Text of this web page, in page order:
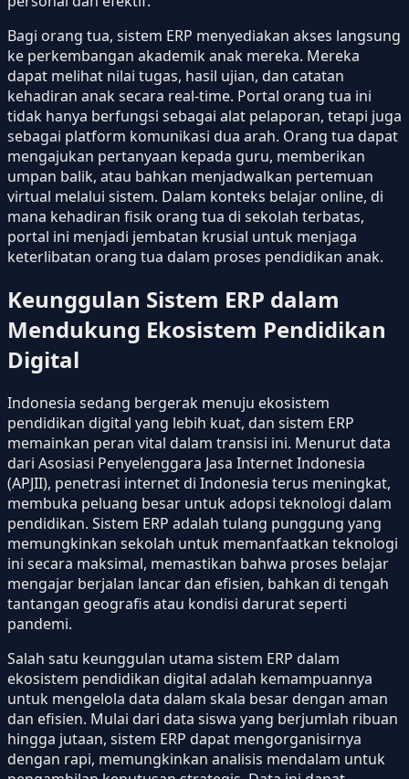
Bagi orang tua, sistem ERP menyediakan akses langsung
ke perkembangan akademik anak mereka. Mereka
dapat melihat nilai tugas, hasil ujian, dan catatan
kehadiran anak secara real-time. Portal orang tua ini
tidak hanya berfungsi sebagai alat pelaporan, tetapi juga
sebagai platform komunikasi dua arah. Orang tua dapat
mengajukan pertanyaan kepada guru, memberikan
umpan balik, atau bahkan menjadwalkan pertemuan
virtual melalui sistem. Dalam konteks belajar online, di
mana kehadiran fisik orang tua di sekolah terbatas,
portal ini menjadi jembatan krusial untuk menjaga
keterlibatan orang tua dalam proses pendidikan anak.
Keunggulan Sistem ERP dalam
Mendukung Ekosistem Pendidikan
Digital
Indonesia sedang bergerak menuju ekosistem
pendidikan digital yang lebih kuat, dan sistem ERP
memainkan peran vital dalam transisi ini. Menurut data
dari Asosiasi Penyelenggara Jasa Internet Indonesia
(APJII), penetrasi internet di Indonesia terus meningkat,
membuka peluang besar untuk adopsi teknologi dalam
pendidikan. Sistem ERP adalah tulang punggung yang
memungkinkan sekolah untuk memanfaatkan teknologi
ini secara maksimal, memastikan bahwa proses belajar
mengajar berjalan lancar dan efisien, bahkan di tengah
tantangan geografis atau kondisi darurat seperti
pandemi.
Salah satu keunggulan utama sistem ERP dalam
ekosistem pendidikan digital adalah kemampuannya
untuk mengelola data dalam skala besar dengan aman
dan efisien. Mulai dari data siswa yang berjumlah ribuan
hingga jutaan, sistem ERP dapat mengorganisirnya
dengan rapi, memungkinkan analisis mendalam untuk